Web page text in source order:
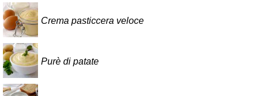
Crema pasticcera veloce
Purè di patate